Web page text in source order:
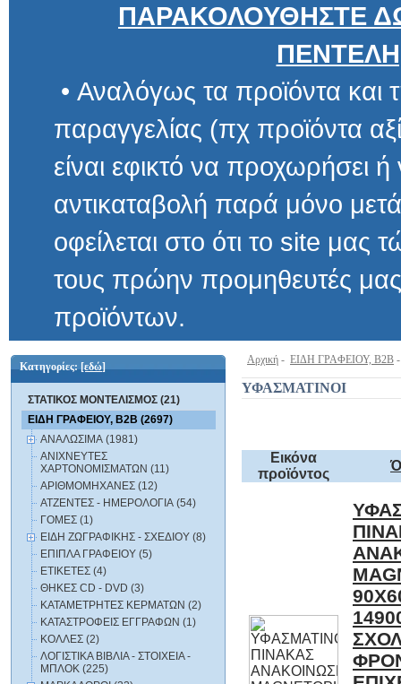
ΠΑΡΑΚΟΛΟΥΘΗΣΤΕ
• Αναλόγως τα προϊόντα και
παραγγελίας (πχ προϊόντα αξίας
είναι εφικτό να προχωρήσει ή να
αντικαταβολή παρά μόνο μετά
οφείλεται στο ότι το site μας τώρα
τους πρώην προμηθευτές μας
προϊόντων.
Κατηγορίες:[εδώ]
ΣΤΑΤΙΚΟΣ ΜΟΝΤΕΛΙΣΜΟΣ (21)
ΕΙΔΗ ΓΡΑΦΕΙΟΥ, B2B (2697)
ΑΝΑΛΩΣΙΜΑ (1981)
ΑΝΙΧΝΕΥΤΕΣ
ΧΑΡΤΟΝΟΜΙΣΜΑΤΩΝ (11)
ΑΡΙΘΜΟΜΗΧΑΝΕΣ (12)
ΑΤΖΕΝΤΕΣ - ΗΜΕΡΟΛΟΓΙΑ (54)
ΓΟΜΕΣ (1)
ΕΙΔΗ ΖΩΓΡΑΦΙΚΗΣ - ΣΧΕΔΙΟΥ (8)
ΕΠΙΠΛΑ ΓΡΑΦΕΙΟΥ (5)
ΕΤΙΚΕΤΕΣ (4)
ΘΗΚΕΣ CD - DVD (3)
ΚΑΤΑΜΕΤΡΗΤΕΣ ΚΕΡΜΑΤΩΝ (2)
ΚΑΤΑΣΤΡΟΦΕΙΣ ΕΓΓΡΑΦΩΝ (1)
ΚΟΛΛΕΣ (2)
ΛΟΓΙΣΤΙΚΑ BIBΛΙΑ - ΣΤΟΙΧΕΙΑ -
ΜΠΛΟΚ (225)
Αρχική - ΕΙΔΗ ΓΡΑΦΕΙΟΥ, B2B
ΥΦΑΣΜΑΤΙΝΟΙ
Εικόνα
προϊόντος